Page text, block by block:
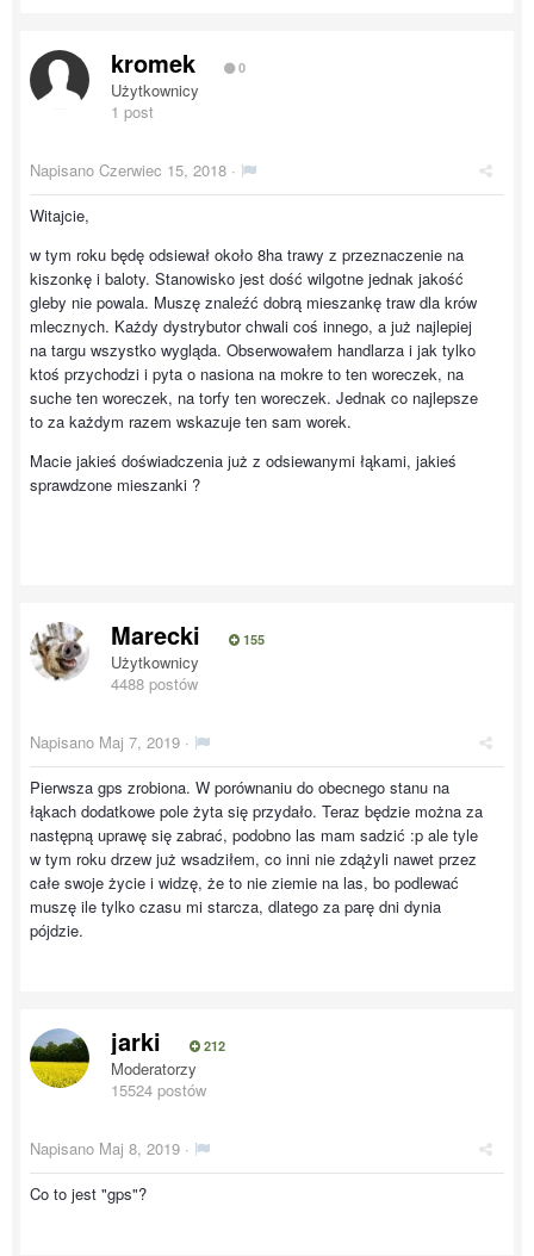
kromek 0
Użytkownicy
1 post
Napisano Czerwiec 15, 2018 ·
Witajcie,
w tym roku będę odsiewał około 8ha trawy z przeznaczenie na
kiszonkę i baloty. Stanowisko jest dość wilgotne jednak jakość
gleby nie powala. Muszę znaleźć dobrą mieszankę traw dla krów
mlecznych. Każdy dystrybutor chwali coś innego, a już najlepiej
na targu wszystko wygląda. Obserwowałem handlarza i jak tylko
ktoś przychodzi i pyta o nasiona na mokre to ten woreczek, na
suche ten woreczek, na torfy ten woreczek. Jednak co najlepsze
to za każdym razem wskazuje ten sam worek.
Macie jakieś doświadczenia już z odsiewanymi łąkami, jakieś
sprawdzone mieszanki ?
Marecki 155
Użytkownicy
4488 postów
Napisano Maj 7, 2019 ·
Pierwsza gps zrobiona. W porównaniu do obecnego stanu na
łąkach dodatkowe pole żyta się przydało. Teraz będzie można za
następną uprawę się zabrać, podobno las mam sadzić :p ale tyle
w tym roku drzew już wsadziłem, co inni nie zdążyli nawet przez
całe swoje życie i widzę, że to nie ziemie na las, bo podlewać
muszę ile tylko czasu mi starcza, dlatego za parę dni dynia
pójdzie.
jarki 212
Moderatorzy
15524 postów
Napisano Maj 8, 2019 ·
Co to jest "gps"?